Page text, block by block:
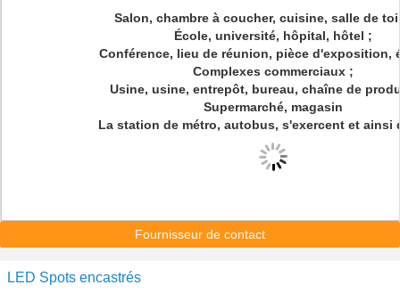
Salon, chambre à coucher, cuisine, salle de
École, université, hôpital, hôtel ;
Conférence, lieu de réunion, pièce d'exposition,
Complexes commerciaux ;
Usine, usine, entrepôt, bureau, chaîne de
Supermarché, magasin
La station de métro, autobus, s'exercent et ainsi
Fournisseur de contact
LED Spots encastrés